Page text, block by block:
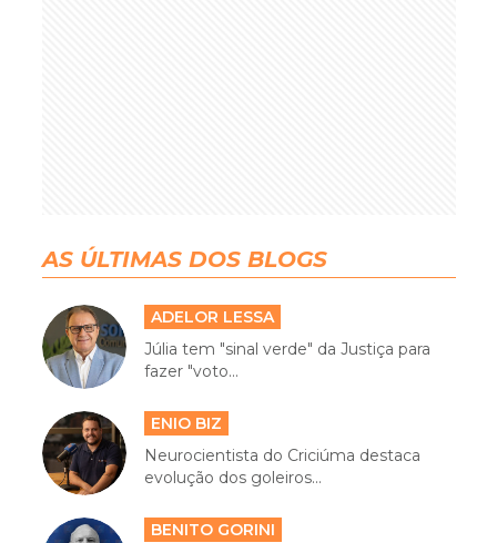
AS ÚLTIMAS DOS BLOGS
ADELOR LESSA
Júlia tem "sinal verde" da Justiça para
fazer "voto...
ENIO BIZ
Neurocientista do Criciúma destaca
evolução dos goleiros...
BENITO GORINI